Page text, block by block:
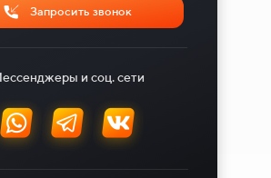
Запросить звонок
и соц. сети